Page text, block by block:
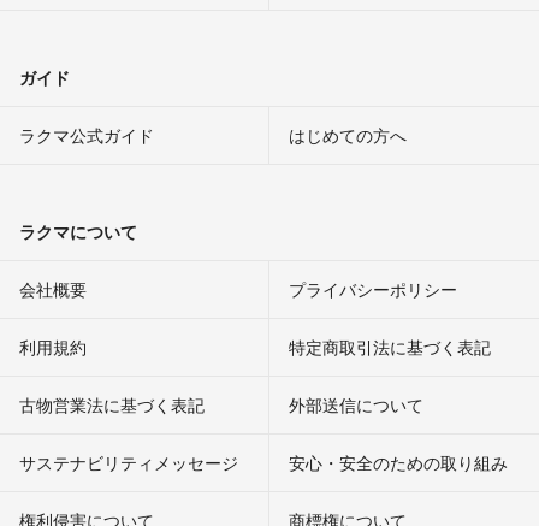
ガイド
ラクマ公式ガイド はじめての方へ
ラクマについて
会社概要 プライバシーポリシー
利用規約 特定商取引法に基づく表記
古物営業法に基づく表記 外部送信について
サステナビリティメッセージ 安心・安全のための取り組み
権利侵害について
商標権について